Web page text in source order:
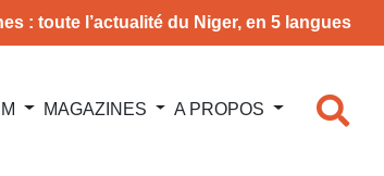
: toute l’actualité du Niger, en 5 langues
MAGAZINES A PROPOS